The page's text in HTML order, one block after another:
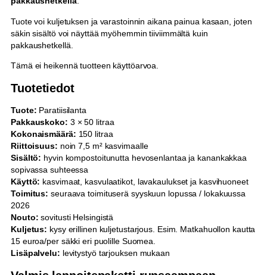
Tuote voi kuljetuksen ja varastoinnin aikana painua kasaan, joten
säkin sisältö voi näyttää myöhemmin tiiviimmältä kuin
pakkaushetkellä.
Tämä ei heikennä tuotteen käyttöarvoa.
Tuotetiedot
Tuote: Paratiisilanta
Pakkauskoko: 3 × 50 litraa
Kokonaismäärä: 150 litraa
Riittoisuus: noin 7,5 m² kasvimaalle
Sisältö: hyvin kompostoitunutta hevosenlantaa ja kanankakkaa
sopivassa suhteessa
Käyttö: kasvimaat, kasvulaatikot, lavakaulukset ja kasvihuoneet
Toimitus: seuraava toimituserä syyskuun lopussa / lokakuussa
2026
Nouto: sovitusti Helsingistä
Kuljetus: kysy erillinen kuljetustarjous. Esim. Matkahuollon kautta
15 euroa/per säkki eri puolille Suomea.
Lisäpalvelu: levitystyö tarjouksen mukaan